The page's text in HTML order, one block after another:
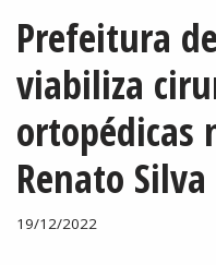
Prefeitura
viabiliza
ortopédicas
Renato Silva
19/12/2022